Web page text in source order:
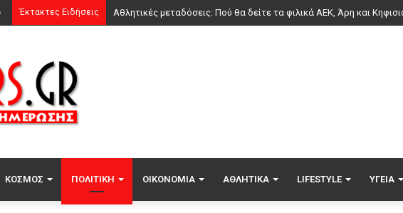
Έκτακτες Ειδήσεις
ΚΌΣΜΟΣ ΠΟΛΙΤΙΚΉ ΟΙΚΟΝΟΜΊΑ ΑΘΛΗΤΙΚΆ LIFESTYLE ΥΓΕΊΑ